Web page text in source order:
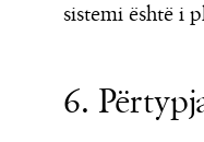
sistemi është i
6.